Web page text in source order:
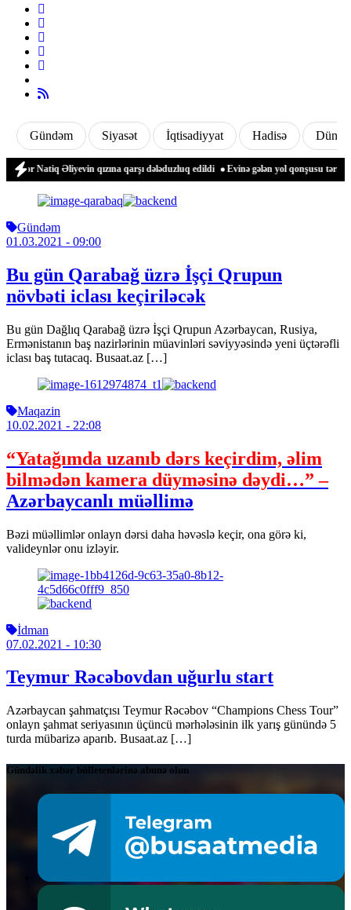
Gündəm Siyasət İqtisadiyyat Hadisə Dünya
Natiq Əliyevin qızına qarşı dələduzluq edildi Evinə gələn yol qonşusu
Gündəm
01.03.2021 - 09:00
Bu gün Qarabağ üzrə İşçi Qrupun
növbəti iclası keçiriləcək
Bu gün Dağlıq Qarabağ üzrə İşçi Qrupun Azərbaycan, Rusiya,
Ermənistanın baş nazirlərinin müavinləri səviyyəsində yeni üçtərəfli
iclası baş tutacaq. Busaat.az […]
Maqazin
10.02.2021 - 22:08
“Yatağımda uzanıb dərs keçirdim, əlim
bilmədən kamera düyməsinə dəydi…” –
Azərbaycanlı müəllimə
Bəzi müəllimlər onlayn dərsi daha həvəslə keçir, ona görə ki,
valideynlər onu izləyir.
İdman
07.02.2021 - 10:30
Teymur Rəcəbovdan uğurlu start
Azərbaycan şahmatçısı Teymur Rəcəbov “Champions Chess Tour”
onlayn şahmat seriyasının üçüncü mərhələsinin ilk yarış günündə 5
turda mübarizə aparıb. Busaat.az […]
Gündəlik xəbər bülletenlərinə abunə olun